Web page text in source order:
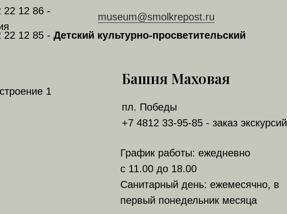
График работы: ежедневно
с 11.00 до 18.00
Санитарный день: ежемесячно, в
первый понедельник месяца
museum@smolkrepost.ru
22 12 86 -
22 12 85 - Детский культурно-просветительский
1
Башня Маховая
пл. Победы
+7 4812 33-95-85 - заказ экскурсий